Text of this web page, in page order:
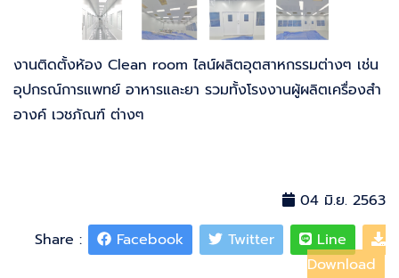
งานติดตั้งห้อง Clean room ไลน์ผลิตอุตสาหกรรมต่างๆ เช่น
อุปกรณ์การแพทย์ อาหารและยา รวมทั้งโรงงานผู้ผลิตเครื่องสำ
อางค์ เวชภัณฑ์ ต่างๆ
04 มิ.ย. 2563
Share :
Facebook Twitter
Line
Download